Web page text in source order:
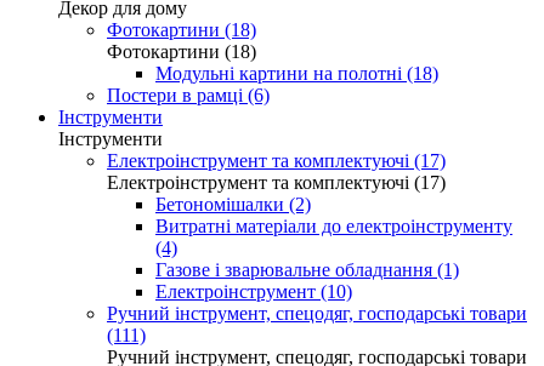
Декор для дому
Фотокартини (18)
Фотокартини (18)
Модульні картини на полотні (18)
Постери в рамці (6)
Інструменти
Інструменти
Електроінструмент та комплектуючі (17)
Електроінструмент та комплектуючі (17)
Бетономішалки (2)
Витратні матеріали до електроінструменту
(4)
Газове і зварювальне обладнання (1)
Електроінструмент (10)
Ручний інструмент, спецодяг, господарські товари
(111)
Ручний інструмент, спецодяг, господарські товари